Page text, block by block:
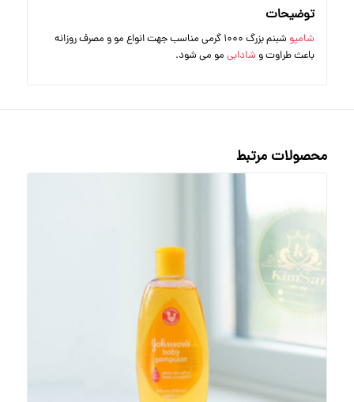
توضیحات
شامپو
شبنم بزرگ 1000 گرمی مناسب جهت انواع مو و مصرف روزانه
باعث طراوت و شادابیمو می شود.
محصولات مرتبط